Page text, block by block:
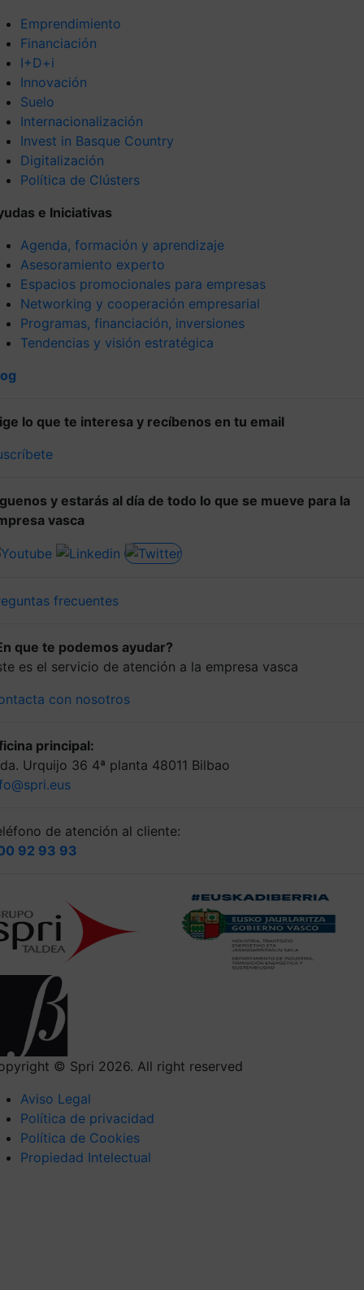
Emprendimiento
Financiación
I+D+i
Innovación
Suelo
Internacionalización
Invest in Basque Country
Digitalización
Política de Clústers
e Iniciativas
Agenda, formación y aprendizaje
Asesoramiento experto
Espacios promocionales para empresas
Networking y cooperación empresarial
Programas, financiación, inversiones
Tendencias y visión estratégica
lo que te interesa y recíbenos en tu email
y estarás al día de todo lo que se mueve para la
vasca
frecuentes
que te podemos ayudar?
es el servicio de atención a la empresa vasca
con nosotros
principal:
Urquijo 36 4ª planta 48011 Bilbao
de atención al cliente:
92 93 93
© Spri 2026. All right reserved
Aviso Legal
Política de privacidad
Política de Cookies
Propiedad Intelectual